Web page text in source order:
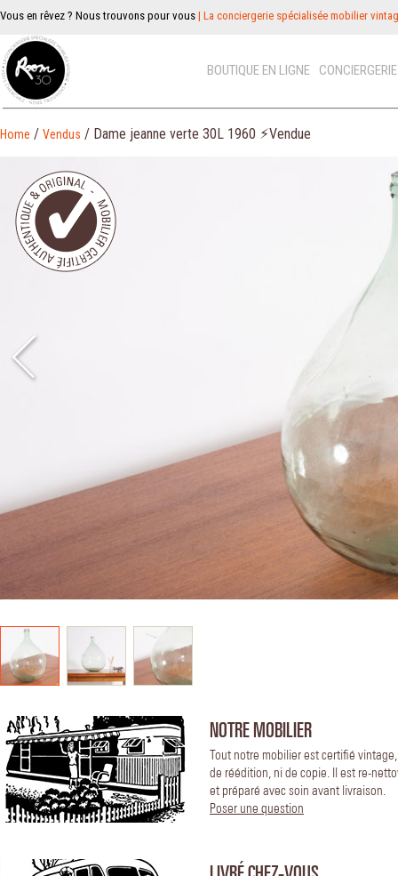
Vous en rêvez ? Nous trouvons pour vous | La conciergerie spécialisée mobilier
BOUTIQUE EN LIGNE
Home / Vendus / Dame jeanne verte 30L 1960 ⚡︎Vendue
NOTRE MOBILIER
Tout notre mobilier est certifié
de réédition, ni de copie. Il est re-
et préparé avec soin avant livraison.
Poser une question